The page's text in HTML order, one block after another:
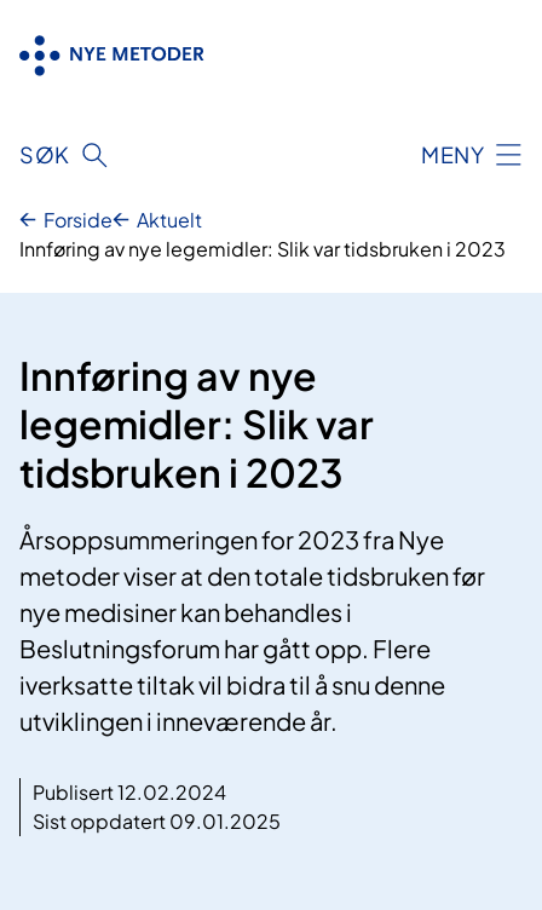
innhold
SØK MENY
Forside
Aktuelt
Innføring av nye legemidler: Slik var tidsbruken i 2023
Innføring av nye
legemidler: Slik var
tidsbruken i 2023
Årsoppsummeringen for 2023 fra Nye
metoder viser at den totale tidsbruken før
nye medisiner kan behandles i
Beslutningsforum har gått opp. Flere
iverksatte tiltak vil bidra til å snu denne
utviklingen i inneværende år.
Publisert 12.02.2024
Sist oppdatert 09.01.2025